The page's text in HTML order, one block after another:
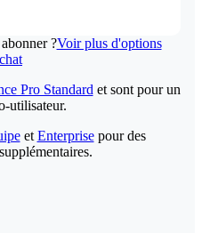
?Voir plus d'options
Pro Standard et sont pour un
utilisateur.
et Enterprisepour des